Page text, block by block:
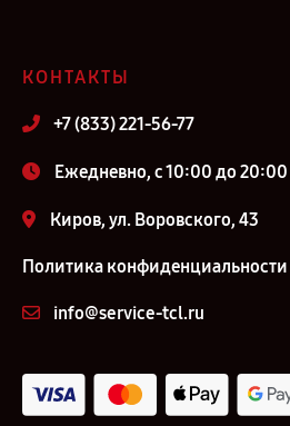
КОНТАКТЫ
+7 (833) 221-56-77
Ежедневно, с 10:00 до 20:00
Киров, ул. Воровского, 43
Политика конфиденциальности
info@service-tcl.ru